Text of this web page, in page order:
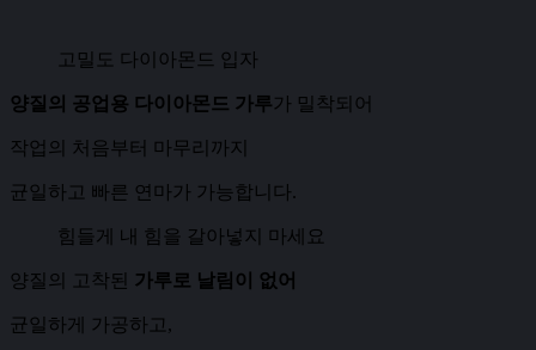
고밀도 다이아몬드 입자
양질의 공업용 다이아몬드 가루가 밀착되어
작업의 처음부터 마무리까지
균일하고 빠른 연마가 가능합니다.
힘들게 내 힘을 갈아넣지 마세요
​양질의 고착된 가루로 날림이 없어
균일하게 가공하고,